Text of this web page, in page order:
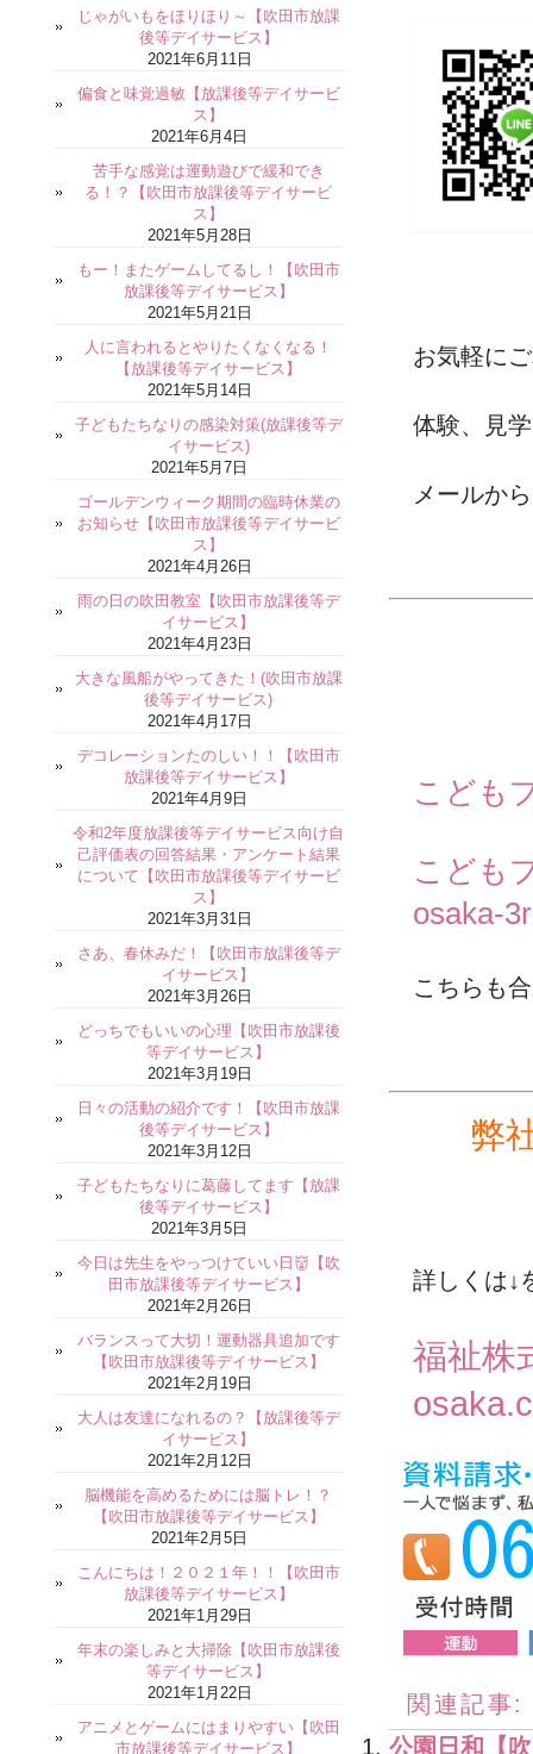
お気軽に
体験、見
メールか
こども
こども
osaka-
こちらも
弊
詳しくは↓
福祉株
関連記事:
公園日和【
じゃがいもをほりほり～【吹田市放課
後等デイサービス】
2021年6月11日
偏食と味覚過敏【放課後等デイサービ
ス】
2021年6月4日
苦手な感覚は運動遊びで緩和でき
る！？【吹田市放課後等デイサービ
ス】
2021年5月28日
もー！またゲームしてるし！【吹田市
放課後等デイサービス】
2021年5月21日
人に言われるとやりたくなくなる！
【放課後等デイサービス】
2021年5月14日
子どもたちなりの感染対策(放課後等デ
イサービス)
2021年5月7日
ゴールデンウィーク期間の臨時休業の
お知らせ【吹田市放課後等デイサービ
ス】
2021年4月26日
雨の日の吹田教室【吹田市放課後等デ
イサービス】
2021年4月23日
大きな風船がやってきた！(吹田市放課
後等デイサービス)
2021年4月17日
デコレーションたのしい！！【吹田市
放課後等デイサービス】
2021年4月9日
令和2年度放課後等デイサービス向け自
己評価表の回答結果・アンケート結果
について【吹田市放課後等デイサービ
ス】
2021年3月31日
さあ、春休みだ！【吹田市放課後等デ
イサービス】
2021年3月26日
どっちでもいいの心理【吹田市放課後
等デイサービス】
2021年3月19日
日々の活動の紹介です！【吹田市放課
後等デイサービス】
2021年3月12日
子どもたちなりに葛藤してます【放課
後等デイサービス】
2021年3月5日
今日は先生をやっつけていい日👹【吹
田市放課後等デイサービス】
2021年2月26日
バランスって大切！運動器具追加です
【吹田市放課後等デイサービス】
2021年2月19日
大人は友達になれるの？【放課後等デ
イサービス】
2021年2月12日
脳機能を高めるためには脳トレ！？
【吹田市放課後等デイサービス】
2021年2月5日
こんにちは！２０２１年！！【吹田市
放課後等デイサービス】
2021年1月29日
年末の楽しみと大掃除【吹田市放課後
等デイサービス】
2021年1月22日
アニメとゲームにはまりやすい【吹田
市放課後等デイサービス】